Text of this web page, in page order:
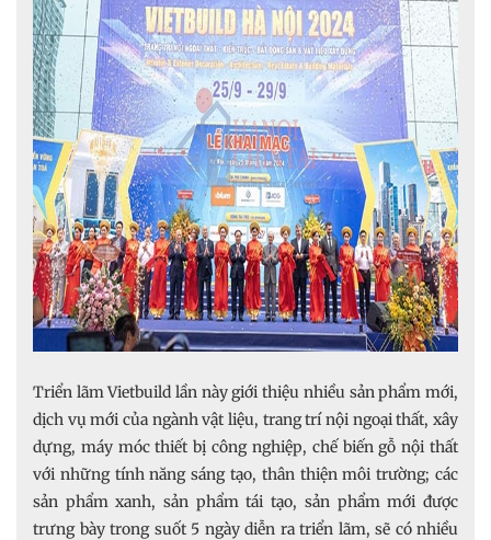
Triển lãm Vietbuild lần này giới thiệu nhiều sản phẩm mới,
dịch vụ mới của ngành vật liệu, trang trí nội ngoại thất, xây
dựng, máy móc thiết bị công nghiệp, chế biến gỗ nội thất
với những tính năng sáng tạo, thân thiện môi trường; các
sản phẩm xanh, sản phẩm tái tạo, sản phẩm mới được
trưng bày trong suốt 5 ngày diễn ra triển lãm, sẽ có nhiều